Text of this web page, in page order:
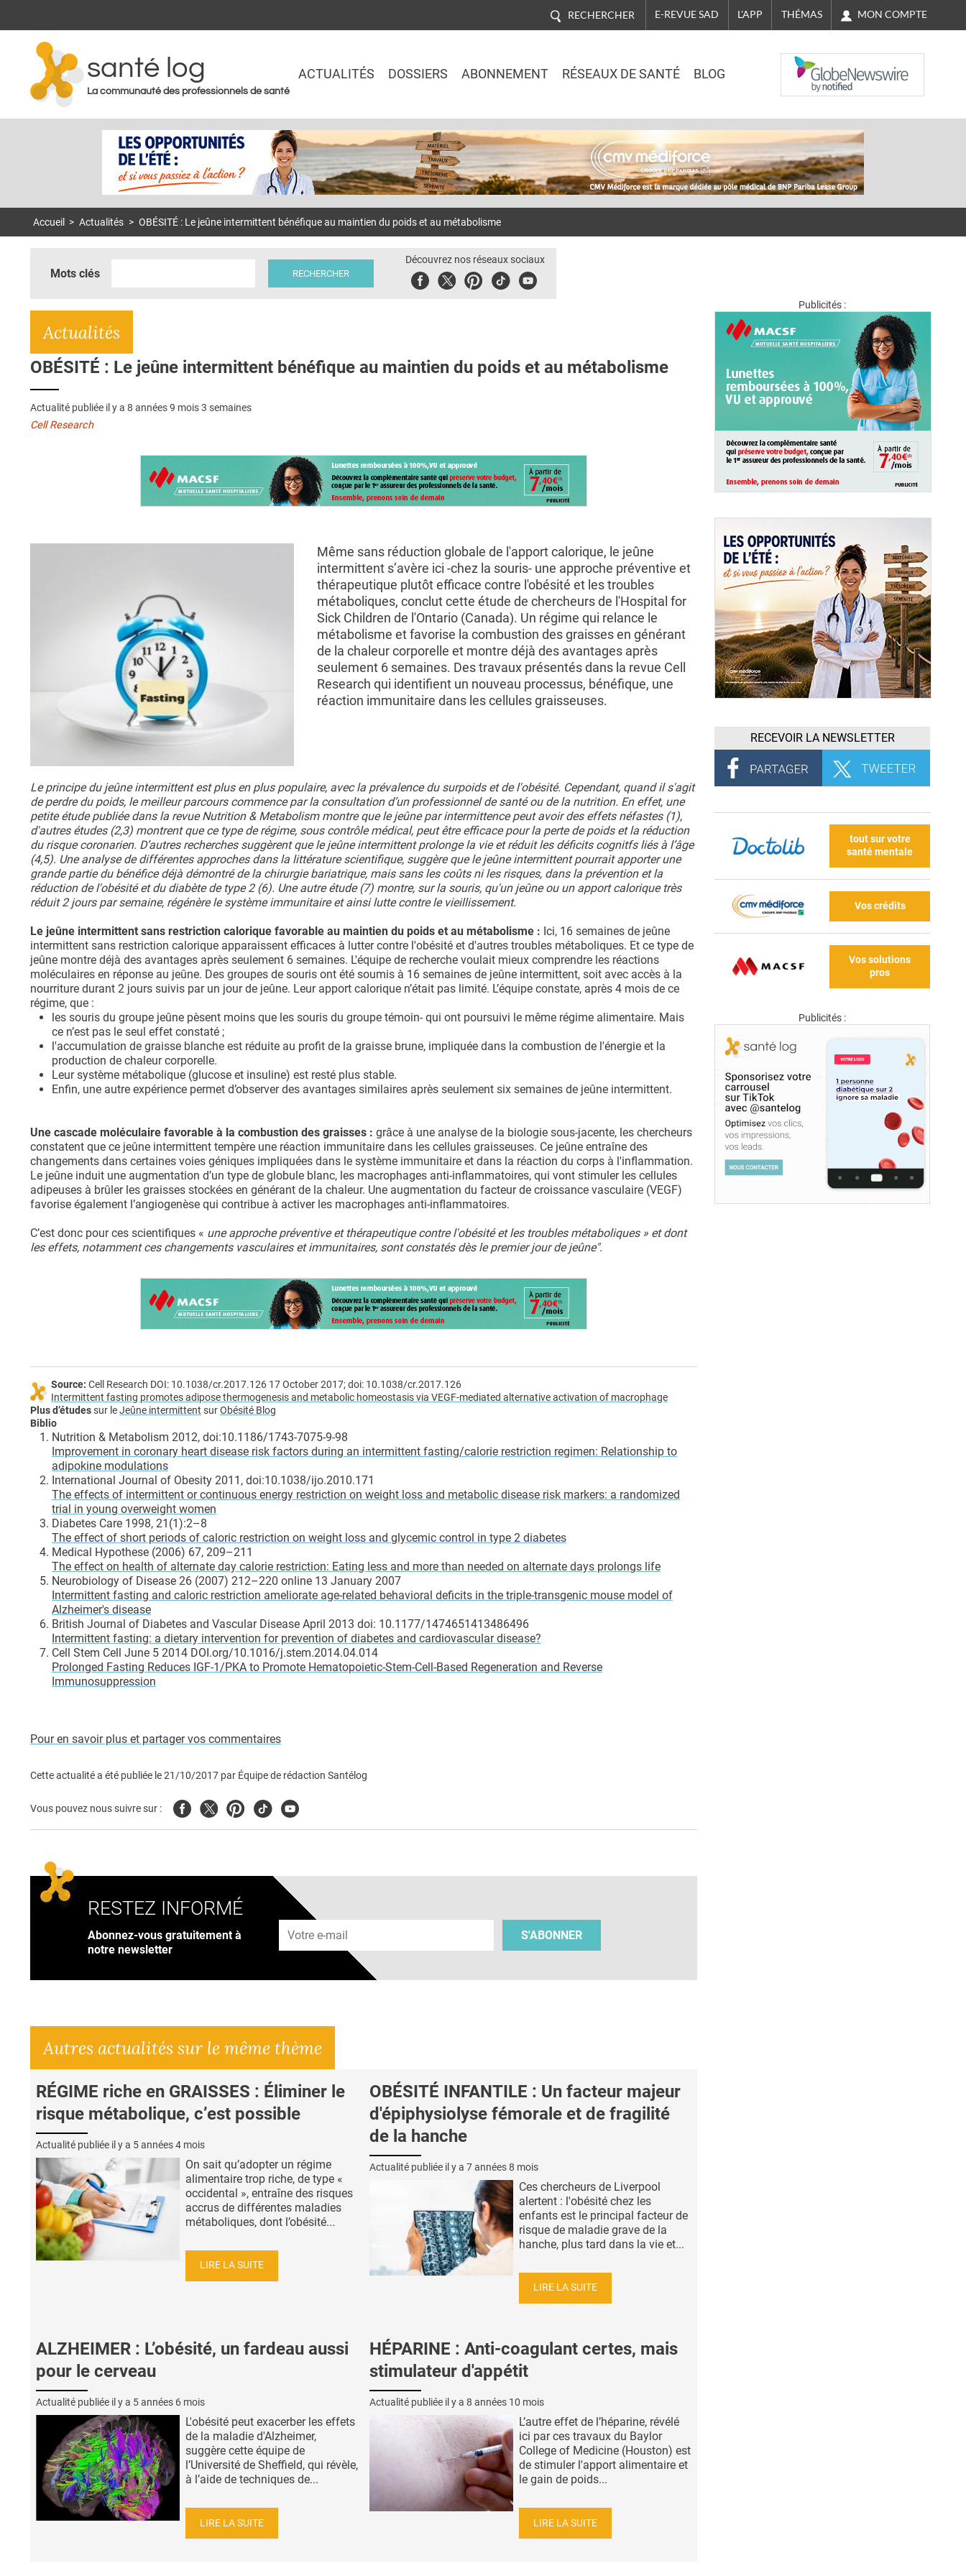
RECHERCHER E-REVUE SAD L'APP THÉMAS MON COMPTE
santé log
La communauté des professionnels de santé
ACTUALITÉS DOSSIERS ABONNEMENT RÉSEAUX DE SANTÉ BLOG
NASDAQ
Accueil > Actualités > OBÉSITÉ : Le jeûne intermittent bénéfique au maintien du poids et au métabolisme
Mots clés
Découvrez nos réseaux sociaux
FacebookTwitterPinterest
TiktokYoubute
Actualités
OBÉSITÉ : Le jeûne intermittent bénéfique au maintien du poids et au métabolisme
Actualité publiée il y a 8 années 9 mois 3 semaines
Cell Research
Même sans réduction globale de l'apport calorique, le jeûne
intermittent s’avère ici -chez la souris- une approche préventive et
thérapeutique plutôt efficace contre l'obésité et les troubles
métaboliques, conclut cette étude de chercheurs de l'Hospital for
Sick Children de l'Ontario (Canada). Un régime qui relance le
métabolisme et favorise la combustion des graisses en générant
de la chaleur corporelle et montre déjà des avantages après
seulement 6 semaines. Des travaux présentés dans la revue Cell
Research qui identifient un nouveau processus, bénéfique, une
réaction immunitaire dans les cellules graisseuses.
Le principe du jeûne intermittent est plus en plus populaire, avec la prévalence du surpoids et de l'obésité. Cependant, quand il s'agit
de perdre du poids, le meilleur parcours commence par la consultation d’un professionnel de santé ou de la nutrition. En effet, une
petite étude publiée dans la revue Nutrition & Metabolism montre que le jeûne par intermittence peut avoir des effets néfastes (1),
d'autres études (2,3) montrent que ce type de régime, sous contrôle médical, peut être efficace pour la perte de poids et la réduction
du risque coronarien. D’autres recherches suggèrent que le jeûne intermittent prolonge la vie et réduit les déficits cognitfs liés à l’âge
(4,5). Une analyse de différentes approches dans la littérature scientifique, suggère que le jeûne intermittent pourrait apporter une
grande partie du bénéfice déjà démontré de la chirurgie bariatrique, mais sans les coûts ni les risques, dans la prévention et la
réduction de l'obésité et du diabète de type 2 (6). Une autre étude (7) montre, sur la souris, qu'un jeûne ou un apport calorique très
réduit 2 jours par semaine, régénère le système immunitaire et ainsi lutte contre le vieillissement.
Le jeûne intermittent sans restriction calorique favorable au maintien du poids et au métabolisme : Ici, 16 semaines de jeûne
intermittent sans restriction calorique apparaissent efficaces à lutter contre l'obésité et d'autres troubles métaboliques. Et ce type de
jeûne montre déjà des avantages après seulement 6 semaines. L'équipe de recherche voulait mieux comprendre les réactions
moléculaires en réponse au jeûne. Des groupes de souris ont été soumis à 16 semaines de jeûne intermittent, soit avec accès à la
nourriture durant 2 jours suivis par un jour de jeûne. Leur apport calorique n’était pas limité. L’équipe constate, après 4 mois de ce
régime, que :
les souris du groupe jeûne pèsent moins que les souris du groupe témoin- qui ont poursuivi le même régime alimentaire. Mais
ce n’est pas le seul effet constaté ;
l'accumulation de graisse blanche est réduite au profit de la graisse brune, impliquée dans la combustion de l'énergie et la
production de chaleur corporelle.
Leur système métabolique (glucose et insuline) est resté plus stable.
Enfin, une autre expérience permet d’observer des avantages similaires après seulement six semaines de jeûne intermittent.
Une cascade moléculaire favorable à la combustion des graisses : grâce à une analyse de la biologie sous-jacente, les chercheurs
constatent que ce jeûne intermittent tempère une réaction immunitaire dans les cellules graisseuses. Ce jeûne entraîne des
changements dans certaines voies géniques impliquées dans le système immunitaire et dans la réaction du corps à l'inflammation.
Le jeûne induit une augmentation d’un type de globule blanc, les macrophages anti-inflammatoires, qui vont stimuler les cellules
adipeuses à brûler les graisses stockées en générant de la chaleur. Une augmentation du facteur de croissance vasculaire (VEGF)
favorise également l’angiogenèse qui contribue à activer les macrophages anti-inflammatoires.
C’est donc pour ces scientifiques « une approche préventive et thérapeutique contre l'obésité et les troubles métaboliques » et dont
les effets, notamment ces changements vasculaires et immunitaires, sont constatés dès le premier jour de jeûne".
Source: Cell Research DOI: 10.1038/cr.2017.126 17 October 2017; doi: 10.1038/cr.2017.126
Intermittent fasting promotes adipose thermogenesis and metabolic homeostasis via VEGF-mediated alternative activation of macrophage
Plus d’étudessur leJeûne intermittent surObésité Blog
Biblio
Nutrition & Metabolism 2012, doi:10.1186/1743-7075-9-98
Improvement in coronary heart disease risk factors during an intermittent fasting/calorie restriction regimen: Relationship to
adipokine modulations
International Journal of Obesity 2011, doi:10.1038/ijo.2010.171
The effects of intermittent or continuous energy restriction on weight loss and metabolic disease risk markers: a randomized
trial in young overweight women
Diabetes Care 1998, 21(1):2–8
The effect of short periods of caloric restriction on weight loss and glycemic control in type 2 diabetes
Medical Hypothese (2006) 67, 209–211
The effect on health of alternate day calorie restriction: Eating less and more than needed on alternate days prolongs life
Neurobiology of Disease 26 (2007) 212–220 online 13 January 2007
Intermittent fasting and caloric restriction ameliorate age-related behavioral deficits in the triple-transgenic mouse model of
Alzheimer's disease
British Journal of Diabetes and Vascular Disease April 2013 doi: 10.1177/1474651413486496
Intermittent fasting: a dietary intervention for prevention of diabetes and cardiovascular disease?
Cell Stem Cell June 5 2014 DOI.org/10.1016/j.stem.2014.04.014
Prolonged Fasting Reduces IGF-1/PKA to Promote Hematopoietic-Stem-Cell-Based Regeneration and Reverse
Immunosuppression
Pour en savoir plus et partager vos commentaires
Cette actualité a été publiée le21/10/2017 par Équipe de rédaction Santélog
Vous pouvez nous suivre sur : FacebookTwitterPinterest
TiktokYoutube
RESTEZ INFORMÉ
Abonnez-vous gratuitement à
notre newsletter
Adresse e-mail
S'ABONNER
Autres actualités sur le même thème
RÉGIME riche en GRAISSES : Éliminer le
risque métabolique, c’est possible
Actualité publiée il y a 5 années 4 mois
On sait qu’adopter un régime
alimentaire trop riche, de type «
occidental », entraîne des risques
accrus de différentes maladies
métaboliques, dont l’obésité...
LIRE LA SUITE
OBÉSITÉ INFANTILE : Un facteur majeur
d'épiphysiolyse fémorale et de fragilité
de la hanche
Actualité publiée il y a 7 années 8 mois
Ces chercheurs de Liverpool
alertent : l'obésité chez les
enfants est le principal facteur de
risque de maladie grave de la
hanche, plus tard dans la vie et...
LIRE LA SUITE
ALZHEIMER : L’obésité, un fardeau aussi
pour le cerveau
Actualité publiée il y a 5 années 6 mois
L'obésité peut exacerber les effets
de la maladie d'Alzheimer,
suggère cette équipe de
l’Université de Sheffield, qui révèle,
à l’aide de techniques de...
LIRE LA SUITE
HÉPARINE : Anti-coagulant certes, mais
stimulateur d'appétit
Actualité publiée il y a 8 années 10 mois
L’autre effet de l’héparine, révélé
ici par ces travaux du Baylor
College of Medicine (Houston) est
de stimuler l'apport alimentaire et
le gain de poids...
LIRE LA SUITE
Publicités :
RECEVOIR LA NEWSLETTER
tout sur votre
santé mentale
Vos crédits
Vos solutions
pros
Publicités :